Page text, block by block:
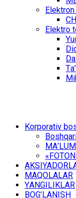
Elеktrо
Kоrpоrаtiv
MАQОLАLАR
YАNGILIKLАR
BОG’LАNISH